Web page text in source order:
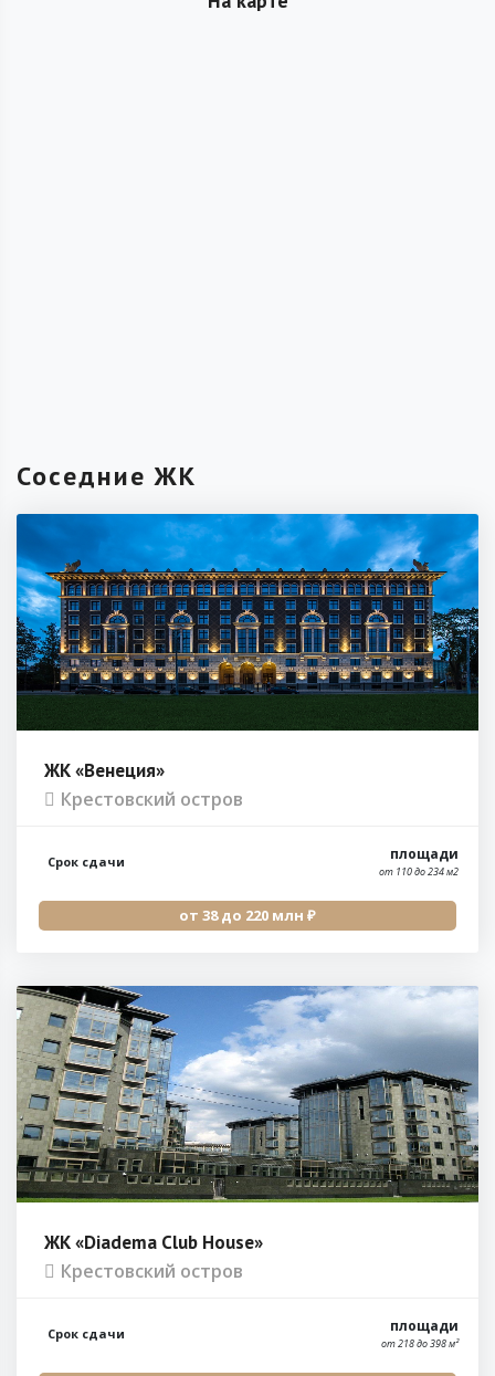
Соседние ЖК
ЖК «Венеция»
Крестовский остров
Срок сдачи площади
от 110 до 234 м2
от 38 до 220 млн ₽
ЖК «Diadema Club House»
Крестовский остров
Срок сдачи площади
от 218 до 398 м²